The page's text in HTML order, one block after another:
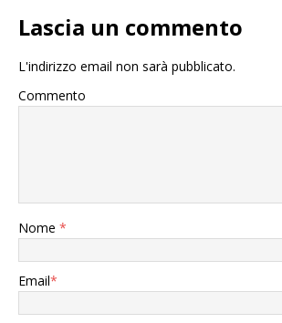
Lascia un commento
L'indirizzo email non sarà pubblicato.
Commento
Nome *
Email*